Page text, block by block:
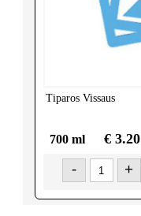
Tiparos Vissaus
700 ml € 3.20
- +